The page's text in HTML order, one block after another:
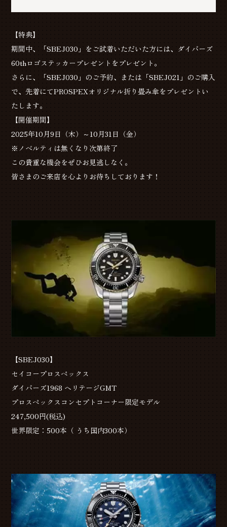
【特典】
期間中、「SBEJ030」をご試着いただいた方には、ダイバーズ
60thロゴステッカープレゼントをプレゼント。
さらに、「SBEJ030」のご予約、または「SBEJ021」のご購入
で、先着にてPROSPEXオリジナル折り畳み傘をプレゼントい
たします。
【開催期間】
2025年10月9日（木）～10月31日（金）
※ノベルティは無くなり次第終了
この貴重な機会をぜひお見逃しなく。
皆さまのご来店を心よりお待ちしております！
【SBEJ030】
セイコープロスペックス
ダイバーズ1968 ヘリテージGMT
プロスペックスコンセプトコーナー限定モデル
247,500円(税込)
世界限定：500本（ うち国内300本）